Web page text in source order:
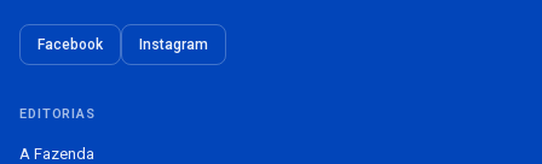
Facebook Instagram
EDITORIAS
A Fazenda